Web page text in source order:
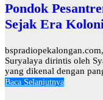
Pondok
Sejak Era
Suryalaya dirintis oleh
yang dikenal dengan
Baca Selanjutnya